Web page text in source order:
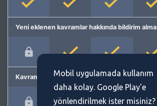
Yeni eklenen kavramlar hakkında bildirim alma
Kavram önermeMobil uygulamada kullanım
daha kolay. Google Play'e
yönlendirilmek ister misiniz?